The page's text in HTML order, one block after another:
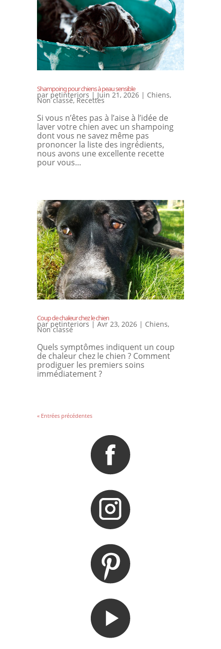
Shampoing pour chiens à peau sensible
par petinteriors | Juin 21, 2026| Chiens,
Non classé,Recettes
Si vous n’êtes pas à l’aise à l’idée de
laver votre chien avec un shampoing
dont vous ne savez même pas
prononcer la liste des ingrédients,
nous avons une excellente recette
pour vous…
Coup de chaleur chez le chien
par petinteriors | Avr 23, 2026| Chiens,
Non classé
Quels symptômes indiquent un coup
de chaleur chez le chien ? Comment
prodiguer les premiers soins
immédiatement ?
« Entrées précédentes